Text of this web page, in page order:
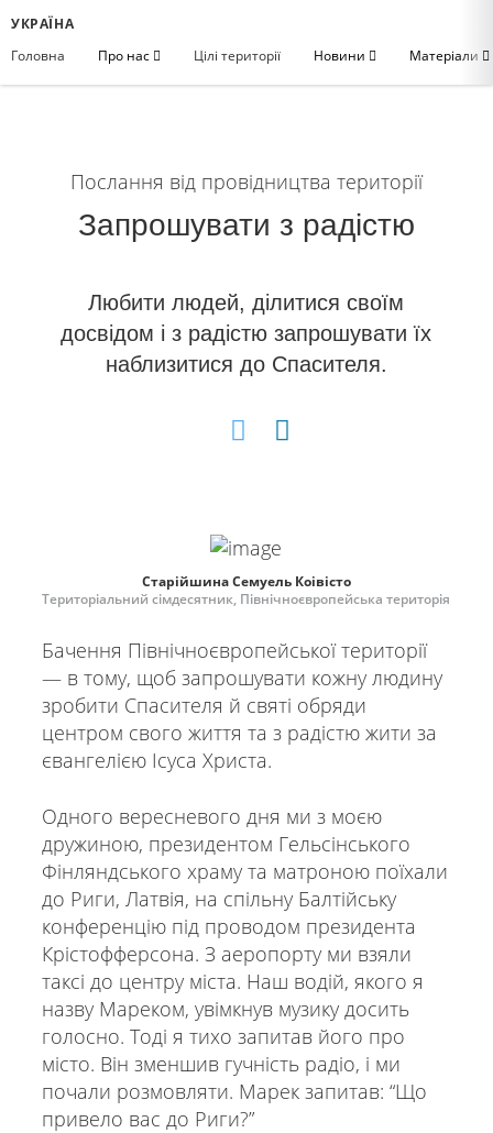
УКРАЇНА
Головна
Про нас Цілі території Новини Матеріали
Послання від провідництва території
Запрошувати з радістю
Любити людей, ділитися своїм
досвідом і з радістю запрошувати їх
наблизитися до Спасителя.
Старійшина Семуель Коівісто
Територіальний сімдесятник, Північноєвропейська територія
Бачення Північноєвропейської території
— в тому, щоб запрошувати кожну людину
зробити Спасителя й святі обряди
центром свого життя та з радістю жити за
євангелією Ісуса Христа.
Одного вересневого дня ми з моєю
дружиною, президентом Гельсінського
Фінляндського храму та матроною поїхали
до Риги, Латвія, на спільну Балтійську
конференцію під проводом президента
Крістофферсона. З аеропорту ми взяли
таксі до центру міста. Наш водій, якого я
назву Мареком, увімкнув музику досить
голосно. Тоді я тихо запитав його про
місто. Він зменшив гучність радіо, і ми
почали розмовляти. Марек запитав: “Що
привело вас до Риги?”